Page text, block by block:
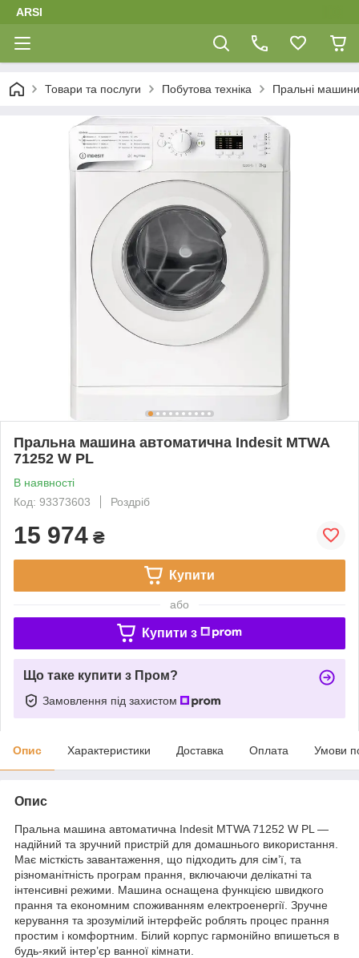
ARSI
Товари та послуги Побутова техніка Пральні машини
Пральна машина автоматична Indesit MTWA
71252 W PL
В наявності
Код: 93373603
Роздріб
15 974 ₴
Купити
або
Купити з
Що таке купити з Пром?
Замовлення під захистом
Опис Характеристики Доставка Оплата Умови
Опис
Пральна машина автоматична Indesit MTWA 71252 W PL —
надійний та зручний пристрій для домашнього використання.
Має місткість завантаження, що підходить для сім’ї, та
різноманітність програм прання, включаючи делікатні та
інтенсивні режими. Машина оснащена функцією швидкого
прання та економним споживанням електроенергії. Зручне
керування та зрозумілий інтерфейс роблять процес прання
простим і комфортним. Білий корпус гармонійно впишеться в
будь-який інтер’єр ванної кімнати.